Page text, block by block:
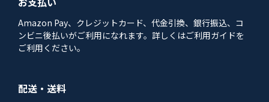
Amazon Pay、クレジットカード、代金引換、銀行振込、コ
ンビニ後払いがご利用になれます。詳しくはご利用ガイドを
ご利用ください。
配送・送料